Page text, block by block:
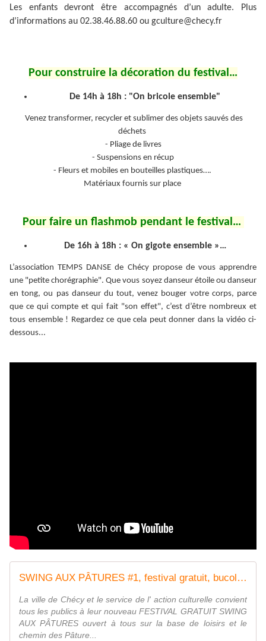
Les enfants devront être accompagnés d’un adulte. Plus
d’informations au 02.38.46.88.60 ou gculture@checy.fr
Pour construire la décoration du festival…
De 14h à 18h : "On bricole ensemble"
Venez transformer, recycler et sublimer des objets sauvés des
déchets
- Pliage de livres
- Suspensions en récup
- Fleurs et mobiles en bouteilles plastiques….
Matériaux fournis sur place
Pour faire un flashmob pendant le festival…
De 16h à 18h : « On gigote ensemble »…
L’association TEMPS DANSE de Chécy propose de vous apprendre
une "petite chorégraphie". Que vous soyez danseur étoile ou danseur
en tong, ou pas danseur du tout, venez bouger votre corps, parce
que ce qui compte et qui fait "son effet", c’est d’être nombreux et
tous ensemble ! Regardez ce que cela peut donner dans la vidéo ci-
dessous...
SWING AUX PÂTURES #1, festival gratuit, bucolique, participatif et écoresponsable à CHECY les 27, 28 et 29 septembre 2019 - VIVRE AUTREMENT VOS LOISIRS avec Clodelle
La ville de Chécy et le service de l' action culturelle convient
tous les publics à leur nouveau FESTIVAL GRATUIT SWING
AUX PÂTURES ouvert à tous sur la base de loisirs et le
chemin des Pâture...